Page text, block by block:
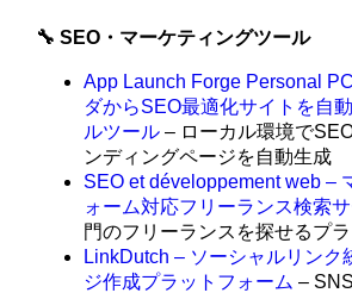
🔧 SEO・マーケティングツール
App Launch Forge Personal
ダからSEO最適化サイトを自
ルツール – ローカル環境で
ンディングページを自動生成
SEO et développement web –
ォーム対応フリーランス検索
門のフリーランスを探せるプ
LinkDutch – ソーシャルリンク
ジ作成プラットフォーム –